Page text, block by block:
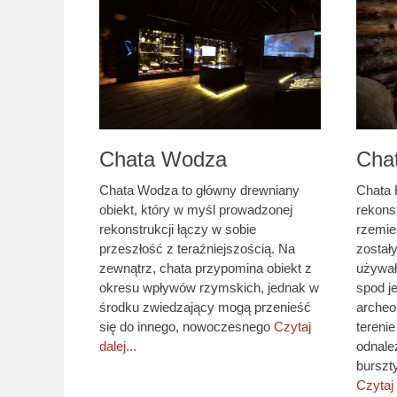
Chata Wodza
Chata Wodza to główny drewniany
obiekt, który w myśl prowadzonej
rekonstrukcji łączy w sobie
przeszłość z teraźniejszością. Na
zewnątrz, chata przypomina obiekt z
okresu wpływów rzymskich, jednak w
środku zwiedzający mogą przenieść
się do innego, nowoczesnego Czytaj
dalej...
Chata
spod
Czytaj